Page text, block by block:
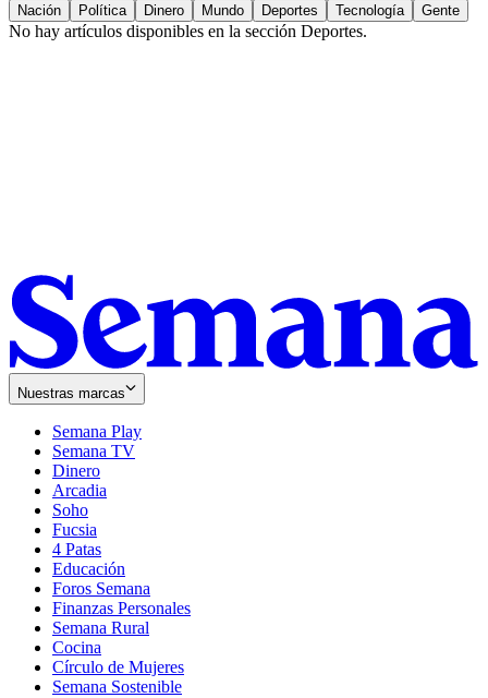
Nación Política Dinero Mundo Deportes Tecnología Gente
No hay artículos disponibles en la sección Deportes.
Nuestras marcas
Semana Play
Semana TV
Dinero
Arcadia
Soho
in
new
window
Fucsia
in
new
window
4 Patas
Educación
Foros Semana
Finanzas Personales
Semana Rural
Cocina
Círculo de Mujeres
Semana Sostenible